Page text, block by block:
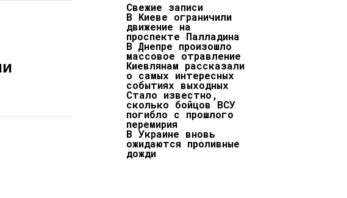
Свежие записи
В Киеве ограничили
движение на
проспекте Палладина
В Днепре произошло
массовое отравление
Киевлянам рассказали
о самых интересных
событиях выходных
Стало известно,
сколько бойцов ВСУ
погибло с прошлого
перемирия
В Украине вновь
ожидаются проливные
дожди